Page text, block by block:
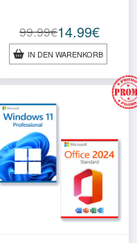
99.99€
Ursprünglicher
Preis
war:
99.99€
14.99€
Aktueller
Preis
ist:
14.99€.
IN DEN WARENKORB